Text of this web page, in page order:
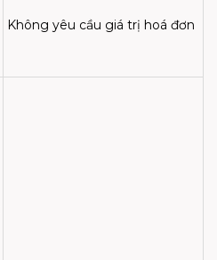
Không yêu cầu giá trị hoá đơn